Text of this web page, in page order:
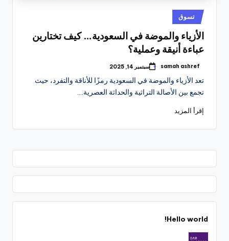
نُشر
في
تسوق
الأزياء والموضة في السعودية… كيف تختارين
عباءة أنيقة وعملية؟
تمّ
بواسطة
samah ashref سبتمبر 14, 2025
تعد الأزياء والموضة في السعودية رمزًا للأناقة والتفرد، حيث
تجمع بين الأصالة التراثية والحداثة العصرية.…
إقرأ المزيد
Hello world!